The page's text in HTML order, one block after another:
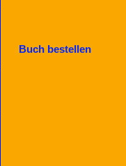
Buch bestellen